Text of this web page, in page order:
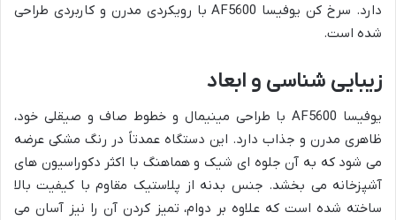
دارد. سرخ کن یوفیسا AF5600 با رویکردی مدرن و کاربردی طراحی
شده است.
زیبایی شناسی و ابعاد
یوفیسا AF5600 با طراحی مینیمال و خطوط صاف و صیقلی خود،
ظاهری مدرن و جذاب دارد. این دستگاه عمدتاً در رنگ مشکی عرضه
می شود که به آن جلوه ای شیک و هماهنگ با اکثر دکوراسیون های
آشپزخانه می بخشد. جنس بدنه از پلاستیک مقاوم با کیفیت بالا
ساخته شده است که علاوه بر دوام، تمیز کردن آن را نیز آسان می